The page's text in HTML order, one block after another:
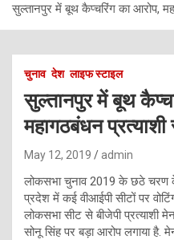
सुल्तानपुर में बूथ कैप्चरिंग का आरोप,
चुनाव देश लाइफ स्टाइल
सुल्तानपुर में बूथ
महागठबंधन
May 12, 2019 admin
लोकसभा चुनाव 2019 के छठे चरण
प्रदेश में कई वीआईपी सीटों पर
लोकसभा सीट से बीजेपी प्रत्याशी
सोनू सिंह पर बड़ा आरोप लगाया है.